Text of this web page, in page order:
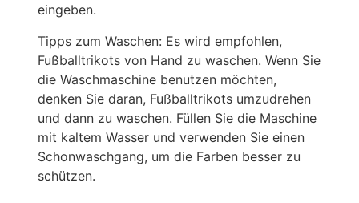
eingeben.
Tipps zum Waschen: Es wird empfohlen,
Fußballtrikots von Hand zu waschen. Wenn Sie
die Waschmaschine benutzen möchten,
denken Sie daran, Fußballtrikots umzudrehen
und dann zu waschen. Füllen Sie die Maschine
mit kaltem Wasser und verwenden Sie einen
Schonwaschgang, um die Farben besser zu
schützen.